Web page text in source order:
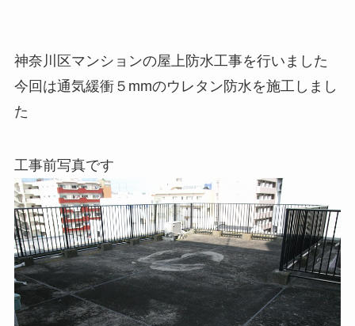
神奈川区マンションの屋上防水工事を行いました
今回は通気緩衝５mmのウレタン防水を施工しまし
た
工事前写真です